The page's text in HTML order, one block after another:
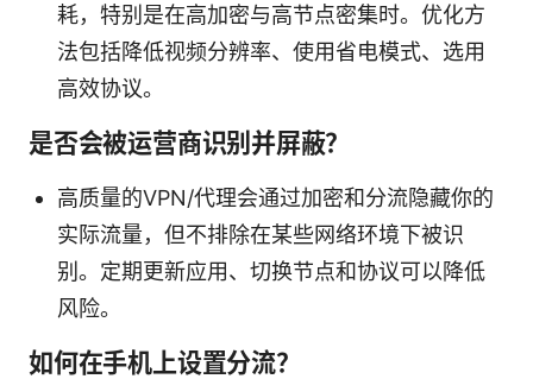
耗，特别是在高加密与高节点密集时。优化方
法包括降低视频分辨率、使用省电模式、选用
高效协议。
是否会被运营商识别并屏蔽？
高质量的VPN/代理会通过加密和分流隐藏你的
实际流量，但不排除在某些网络环境下被识
别。定期更新应用、切换节点和协议可以降低
风险。
如何在手机上设置分流？